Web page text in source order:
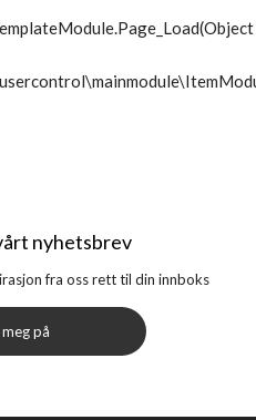
nyhetsbrev
fra oss rett til din innboks
på